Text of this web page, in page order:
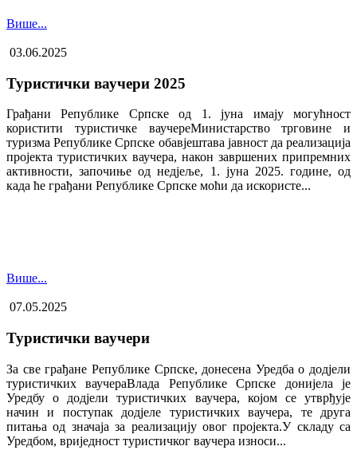
Више...
03.06.2025
Туристички ваучери 2025
Грађани Републике Српске од 1. јуна имају могућност
користити туристичке ваучере​Министарство трговине и
туризма Републике Српске обавјештава јавност да реализација
пројекта туристичких ваучера, након завршених припремних
активности, започиње од недјеље, 1. јуна 2025. године, од
када ће грађани Републике Српске моћи да искористе...
Више...
07.05.2025
Туристички ваучери
За све грађане Републике Српске, донесена Уредба о додјели
туристичких ваучера​Влада Републике Српске донијела је
Уредбу о додјели туристичких ваучера, којом се утврђује
начин и поступак додјеле туристичких ваучера, те друга
питања од значаја за реализацију овог пројекта.У складу са
Уредбом, вриједност туристичког ваучера износи...